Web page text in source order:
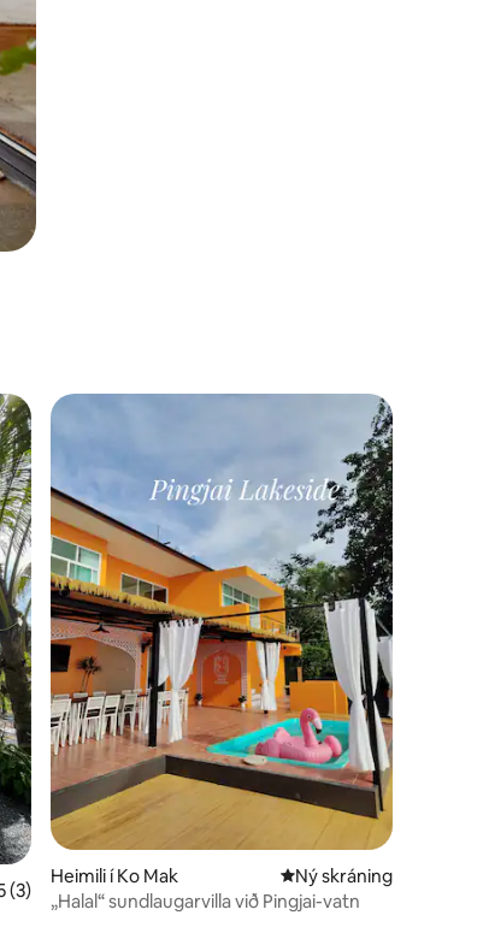
5 í meðaleinkunn, 3 umsagnir
(3)
Heimili í Ko Mak Ný gistiaðstaða
Ný skráning
„Halal“ sundlaugarvilla við Pingjai-vatn